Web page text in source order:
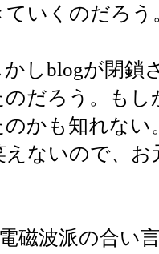
ていくのだろう
かしblogが閉鎖
だろう。も
かも知れな
えないので、
磁波派の合い